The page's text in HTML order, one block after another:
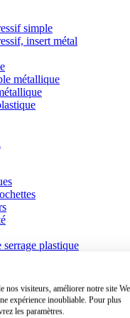
simple
insert métal
métallique
plastique
nos visiteurs, améliorer notre site
expérience inoubliable. Pour plus
les paramètres.